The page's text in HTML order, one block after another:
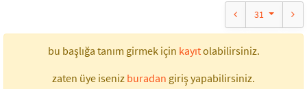
31
bu başlığa tanım girmek için kayıtolabilirsiniz.
zaten üye iseniz buradan giriş yapabilirsiniz.